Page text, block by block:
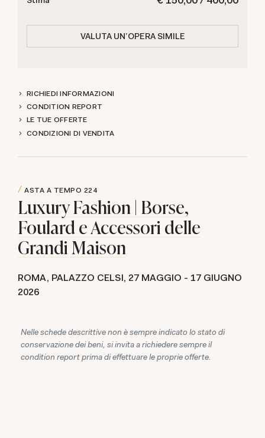
VALUTA UN'OPERA SIMILE
RICHIEDI INFORMAZIONI
CONDITION REPORT
LE TUE OFFERTE
CONDIZIONI DI VENDITA
ASTA A TEMPO 224
Luxury Fashion | Borse,
Foulard e Accessori delle
Grandi Maison
ROMA, PALAZZO CELSI, 27 MAGGIO - 17 GIUGNO
2026
Nelle schede descrittive non è sempre indicato lo stato di
conservazione dei beni, si invita a richiedere sempre il
condition report prima di effettuare le proprie offerte.